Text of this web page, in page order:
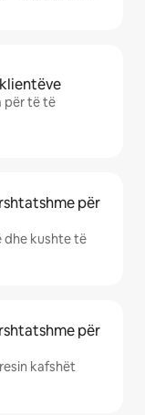
për të të
për
dhe kushte të
për
kafshët